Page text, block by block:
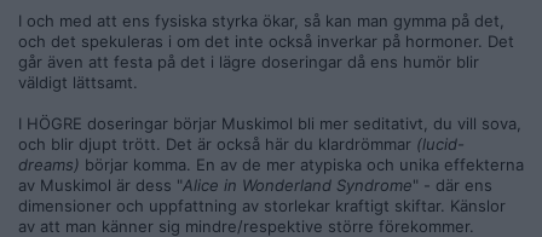
I och med att ens fysiska styrka ökar, så kan man gymma på det,
och det spekuleras i om det inte också inverkar på hormoner. Det
går även att festa på det i lägre doseringar då ens humör blir
väldigt lättsamt.
I HÖGRE doseringar börjar Muskimol bli mer seditativt, du vill sova,
och blir djupt trött. Det är också här du klardrömmar (lucid-
dreams) börjar komma. En av de mer atypiska och unika effekterna
av Muskimol är dess "Alice in Wonderland Syndrome" - där ens
dimensioner och uppfattning av storlekar kraftigt skiftar. Känslor
av att man känner sig mindre/respektive större förekommer.